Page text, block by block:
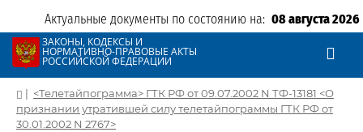
Актуальные документы по состоянию на: 08 августа 2026
ЗАКОНЫ, КОДЕКСЫ И
НОРМАТИВНО-ПРАВОВЫЕ АКТЫ
РОССИЙСКОЙ ФЕДЕРАЦИИ
| <Телетайпограмма> ГТК РФ от 09.07.2002 N ТФ-13181 <О
признании утратившей силу телетайпограммы ГТК РФ от
30.01.2002 N 2767>